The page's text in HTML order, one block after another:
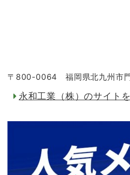
〒800-0064 福岡県北九州市門
永和工業（株）のサイト